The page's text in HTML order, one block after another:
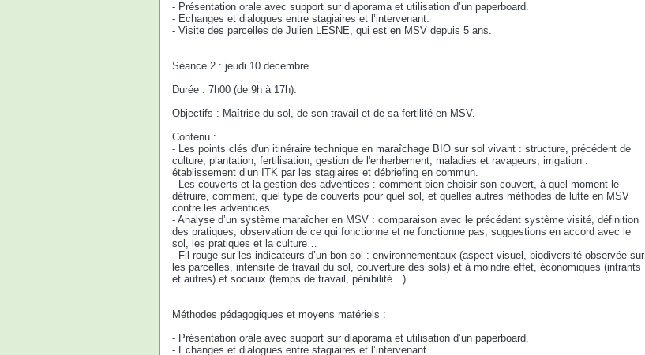
- Présentation orale avec support sur diaporama et utilisation d’un paperboard.
- Echanges et dialogues entre stagiaires et l’intervenant.
- Visite des parcelles de Julien LESNE, qui est en MSV depuis 5 ans.
Séance 2 : jeudi 10 décembre
Durée : 7h00 (de 9h à 17h).
Objectifs : Maîtrise du sol, de son travail et de sa fertilité en MSV.
Contenu :
- Les points clés d'un itinéraire technique en maraîchage BIO sur sol vivant : structure, précédent de
culture, plantation, fertilisation, gestion de l'enherbement, maladies et ravageurs, irrigation :
établissement d’un ITK par les stagiaires et débriefing en commun.
- Les couverts et la gestion des adventices : comment bien choisir son couvert, à quel moment le
détruire, comment, quel type de couverts pour quel sol, et quelles autres méthodes de lutte en MSV
contre les adventices.
- Analyse d’un système maraîcher en MSV : comparaison avec le précédent système visité, définition
des pratiques, observation de ce qui fonctionne et ne fonctionne pas, suggestions en accord avec le
sol, les pratiques et la culture…
- Fil rouge sur les indicateurs d’un bon sol : environnementaux (aspect visuel, biodiversité observée sur
les parcelles, intensité de travail du sol, couverture des sols) et à moindre effet, économiques (intrants
et autres) et sociaux (temps de travail, pénibilité…).
Méthodes pédagogiques et moyens matériels :
- Présentation orale avec support sur diaporama et utilisation d’un paperboard.
- Echanges et dialogues entre stagiaires et l’intervenant.